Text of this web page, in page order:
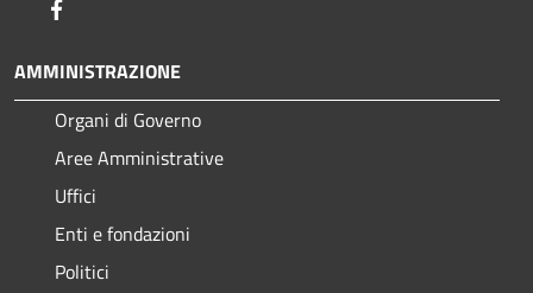
AMMINISTRAZIONE
Organi di Governo
Aree Amministrative
Uffici
Enti e fondazioni
Politici